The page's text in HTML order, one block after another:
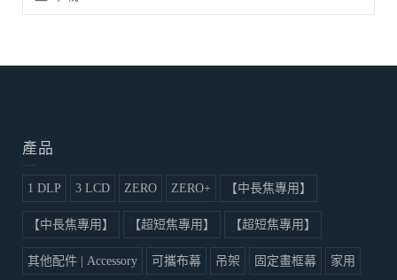
產品
1 DLP 3 LCD ZERO ZERO+ 【中長焦專用】
【中長焦專用】 【超短焦專用】 【超短焦專用】
其他配件 | Accessory 可攜布幕 吊架 固定畫框幕 家用